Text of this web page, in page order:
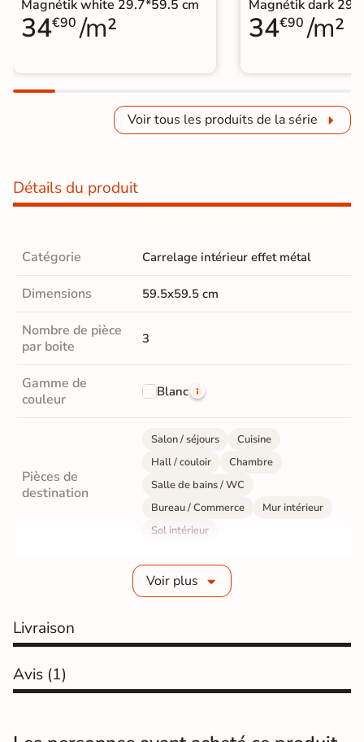
Magnétik white 29.7*59.5 cm
34€90 /m²
Magnétik dark
34€90 /m²
Voir tous les produits de la série
Détails du produit
Catégorie Carrelage intérieur effet métal
Dimensions 59.5x59.5 cm
Nombre de pièce
par boite
3
Gamme de
couleur
Blanc
Pièces de
destination
Salon / séjours
Cuisine
Hall / couloir
Chambre
Salle de bains / WC
Bureau / Commerce
Mur intérieur
Sol intérieur
Grès cérame pleine masse
Résistance à
GR5 - Ultra-résistant
Masse colorée Oui
rectifié
Voir plus
Livraison
Avis (1)